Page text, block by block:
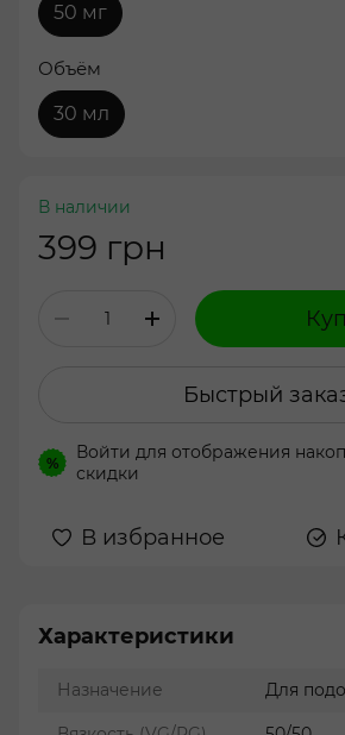
50 мг
Объём
30 мл
В наличии
399 грн
Быстрый
% Войти для отображения
скидки
В избранное
Характеристики
Назначение Для